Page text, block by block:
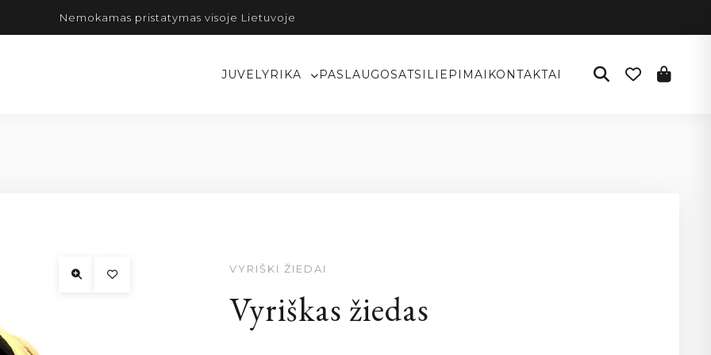
Nemokamas pristatymas visoje Lietuvoje
JUVELYRIKA PASLAUGOSATSILIEPIMAI KONTAKTAI
VYRIŠKI ŽIEDAI
Vyriškas žiedas